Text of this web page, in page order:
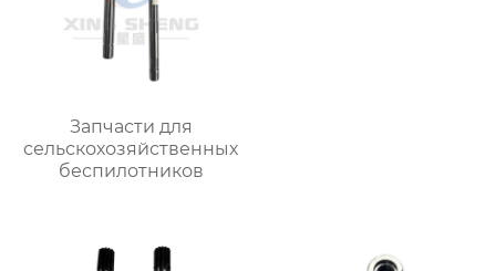
Запчасти для
сельскохозяйственных
беспилотников